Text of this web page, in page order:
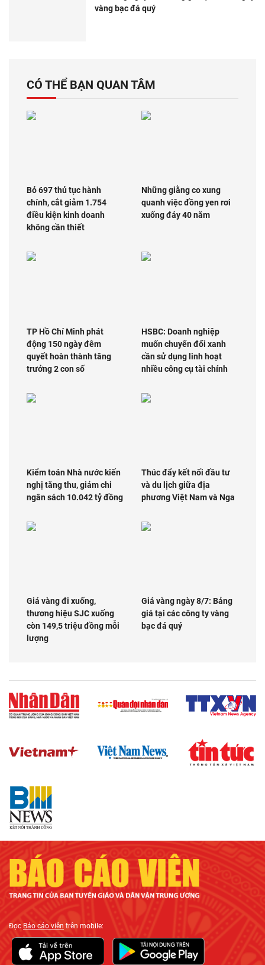
vàng bạc đá quý
CÓ THỂ BẠN QUAN TÂM
Bỏ 697 thủ tục hành
chính, cắt giảm 1.754
điều kiện kinh doanh
không cần thiết
Những giằng co xung
quanh việc đồng yen rơi
xuống đáy 40 năm
TP Hồ Chí Minh phát
động 150 ngày đêm
quyết hoàn thành tăng
trưởng 2 con số
HSBC: Doanh nghiệp
muốn chuyển đổi xanh
cần sử dụng linh hoạt
nhiều công cụ tài chính
Kiểm toán Nhà nước kiến
nghị tăng thu, giảm chi
ngân sách 10.042 tỷ đồng
Thúc đẩy kết nối đầu tư
và du lịch giữa địa
phương Việt Nam và Nga
Giá vàng đi xuống,
thương hiệu SJC xuống
còn 149,5 triệu đồng mỗi
lượng
Giá vàng ngày 8/7: Bảng
giá tại các công ty vàng
bạc đá quý
ĐọcBáo cáo viên trên mobile: